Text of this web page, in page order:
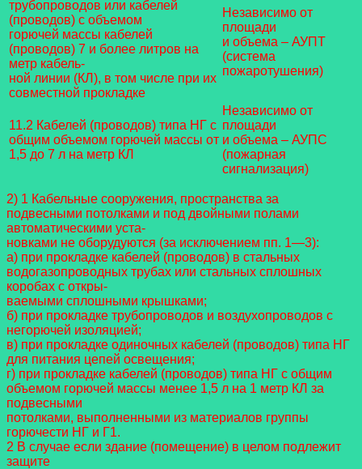
трубопроводов или кабелей
(проводов) с объемом
горючей массы кабелей
(проводов) 7 и более литров на
метр кабель-
ной линии (КЛ), в том числе при их
совместной прокладке
Независимо от
площади
и объема – АУПТ
(система
пожаротушения)
11.2 Кабелей (проводов) типа НГ с
общим объемом горючей массы от
1,5 до 7 л на метр КЛ
Независимо от
площади
и объема – АУПС
(пожарная
сигнализация)
2) 1 Кабельные сооружения, пространства за
подвесными потолками и под двойными полами
автоматическими уста-
новками не оборудуются (за исключением пп. 1—3):
а) при прокладке кабелей (проводов) в стальных
водогазопроводных трубах или стальных сплошных
коробах с откры-
ваемыми сплошными крышками;
б) при прокладке трубопроводов и воздухопроводов с
негорючей изоляцией;
в) при прокладке одиночных кабелей (проводов) типа НГ
для питания цепей освещения;
г) при прокладке кабелей (проводов) типа НГ с общим
объемом горючей массы менее 1,5 л на 1 метр КЛ за
подвесными
потолками, выполненными из материалов группы
горючести НГ и Г1.
2 В случае если здание (помещение) в целом подлежит
защите